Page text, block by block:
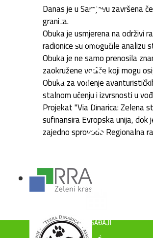
Danas je u Sarajevu završena
granica.
Obuka je usmjerena na održivi
radionice su omogućile analizu
Obuka je ne samo prenosila
zaokružene vodiče koji mogu
Obuka za vođenje
stalnom učenju i izvrsnosti u
Projekat "Via Dinarica: Zelena
sufinansira Evropska unija,
zajedno sprovode Regionalna